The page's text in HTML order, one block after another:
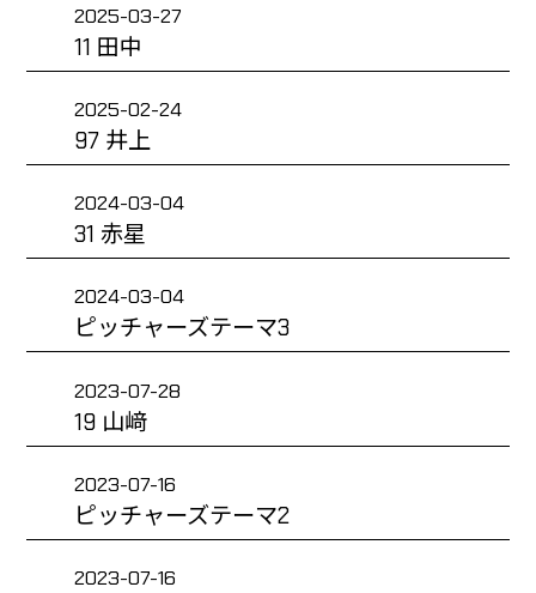
2025-03-27
11 田中
2025-02-24
97 井上
2024-03-04
31 赤星
2024-03-04
ピッチャーズテーマ3
2023-07-28
19 山﨑
2023-07-16
ピッチャーズテーマ2
2023-07-16